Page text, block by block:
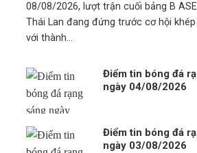
08/08/2026, lượt trận cuối bảng B
Thái Lan đang đứng trước cơ hội
với thành...
Điểm tin bóng đá
ngày 04/08/2026
Điểm tin bóng đá
ngày 03/08/2026